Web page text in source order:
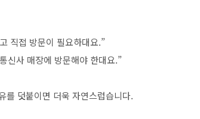
직접 방문이 필요하대요.”
신사 매장에 방문해야 한대요.”
를 덧붙이면 더욱 자연스럽습니다.